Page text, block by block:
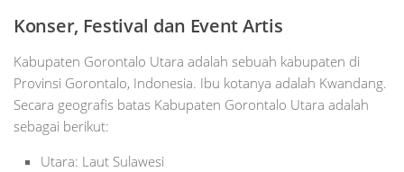
Konser, Festival dan Event Artis
Kabupaten Gorontalo Utara adalah sebuah kabupaten di
Provinsi Gorontalo, Indonesia. Ibu kotanya adalah Kwandang.
Secara geografis batas Kabupaten Gorontalo Utara adalah
sebagai berikut:
Utara: Laut Sulawesi